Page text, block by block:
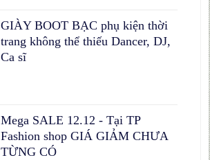
GIÀY BOOT BẠC phụ kiện thời
trang không thể thiếu Dancer, DJ,
Ca sĩ
Mega SALE 12.12 - Tại TP
Fashion shop GIÁ GIẢM CHƯA
TỪNG CÓ